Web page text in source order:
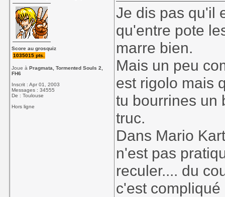
Score au grosquiz
1035015 pts.
Joue àPragmata, Tormented Souls 2,
FH6
Inscrit : Apr 01, 2003
Messages : 34555
De : Toulouse
Hors ligne
Je dis pas qu'il
qu'entre pote
marre bien.
Mais un peu
est rigolo mais
tu bourrines un
truc.
Dans Mario
n'est pas
reculer.... du
c'est